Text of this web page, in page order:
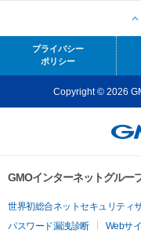
プライバシー
ポリシー
Copyright © 2026
GMOインターネットグルー
世界初総合ネットセキュリティ
パスワード漏洩診断
Webサ